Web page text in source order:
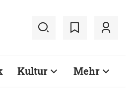
Kultur Mehr